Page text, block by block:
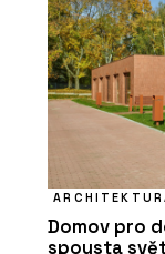
Domov pro
spousta